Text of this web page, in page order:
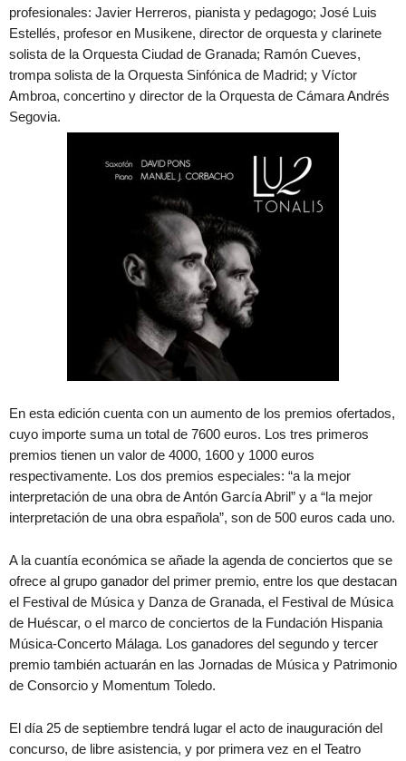
profesionales: Javier Herreros, pianista y pedagogo; José Luis
Estellés, profesor en Musikene, director de orquesta y clarinete
solista de la Orquesta Ciudad de Granada; Ramón Cueves,
trompa solista de la Orquesta Sinfónica de Madrid; y Víctor
Ambroa, concertino y director de la Orquesta de Cámara Andrés
Segovia.
En esta edición cuenta con un aumento de los premios ofertados,
cuyo importe suma un total de 7600 euros. Los tres primeros
premios tienen un valor de 4000, 1600 y 1000 euros
respectivamente. Los dos premios especiales: “a la mejor
interpretación de una obra de Antón García Abril” y a “la mejor
interpretación de una obra española”, son de 500 euros cada uno.
A la cuantía económica se añade la agenda de conciertos que se
ofrece al grupo ganador del primer premio, entre los que destacan
el Festival de Música y Danza de Granada, el Festival de Música
de Huéscar, o el marco de conciertos de la Fundación Hispania
Música-Concerto Málaga. Los ganadores del segundo y tercer
premio también actuarán en las Jornadas de Música y Patrimonio
de Consorcio y Momentum Toledo.
El día 25 de septiembre tendrá lugar el acto de inauguración del
concurso, de libre asistencia, y por primera vez en el Teatro